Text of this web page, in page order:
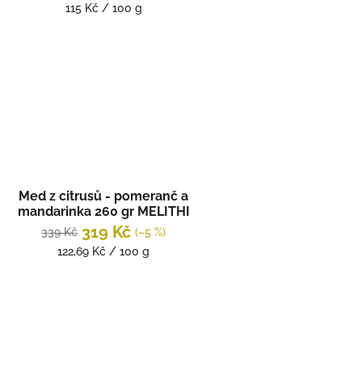
Měrná
115 Kč / 100 g
Med z citrusů - pomeranč a
mandarinka 260 gr MELITHI
339 Kč 319 Kč (–5 %)
Měrná
122,69 Kč / 100 g